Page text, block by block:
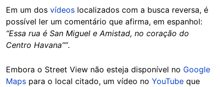
Em um dos vídeos localizados com a busca reversa, é
possível ler um comentário que afirma, em espanhol:
“Essa rua é San Miguel e Amistad, no coração do
Centro Havana””.
Embora o Street View não esteja disponível no Google
Maps para o local citado, um vídeo no YouTube que